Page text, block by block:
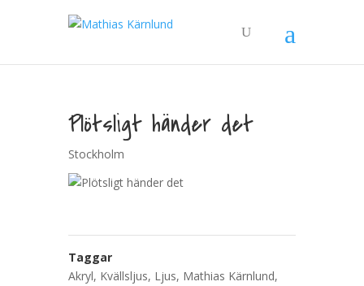
Plötsligt händer det
Stockholm
Taggar
Akryl, Kvällsljus, Ljus, Mathias Kärnlund,